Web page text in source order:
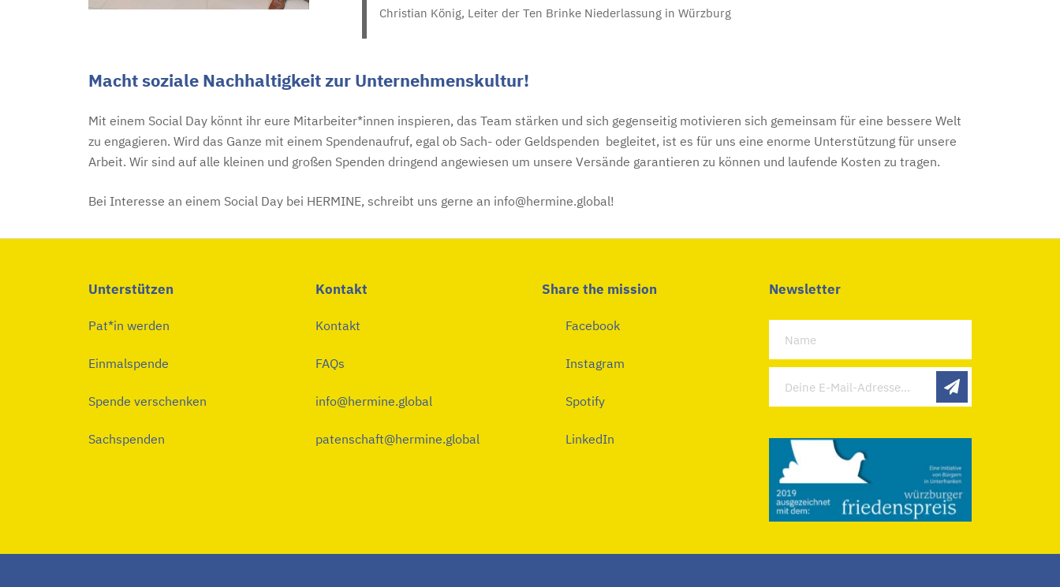
Christian König, Leiter der Ten Brinke Niederlassung in Würzburg
Macht soziale Nachhaltigkeit zur Unternehmenskultur!
Mit einem Social Day könnt ihr eure Mitarbeiter*innen inspieren, das Team stärken und sich gegenseitig motivieren sich gemeinsam für eine bessere Welt
zu engagieren. Wird das Ganze mit einem Spendenaufruf, egal ob Sach- oder Geldspenden begleitet, ist es für uns eine enorme Unterstützung für unsere
Arbeit. Wir sind auf alle kleinen und großen Spenden dringend angewiesen um unsere Versände garantieren zu können und laufende Kosten zu tragen.
Bei Interesse an einem Social Day bei HERMINE, schreibt uns gerne an info@hermine.global!
Unterstützen
Pat*in werden
Einmalspende
Spende verschenken
Sachspenden
Kontakt
Kontakt
FAQs
info@hermine.global
patenschaft@hermine.global
Share the mission
Facebook
Instagram
Spotify
LinkedIn
Newsletter